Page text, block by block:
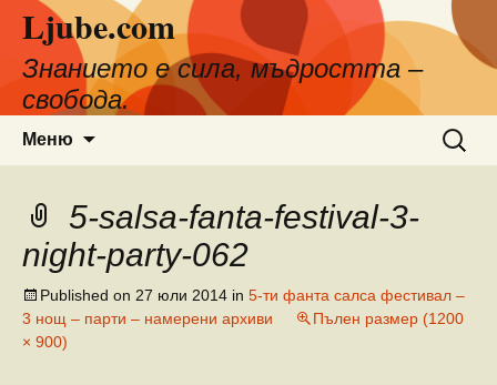
съдържанието
Ljube.com
Знанието е сила, мъдростта –
свобода.
Меню
за:
5-salsa-fanta-festival-3-
night-party-062
Published on 27 юли 2014 in 5-ти фанта салса фестивал –
3 нощ – парти – намерени архиви
Пълен размер (1200
× 900)